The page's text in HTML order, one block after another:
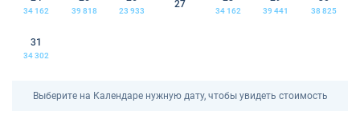
34 162 39 818 23 933
27
34 162 39 441 38 825
31
34 302
Выберите на Календаре нужную дату, чтобы увидеть стоимость